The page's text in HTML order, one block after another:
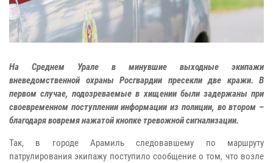
На Среднем Урале в минувшие выходные экипажи
вневедомственной охраны Росгвардии пресекли две кражи. В
первом случае, подозреваемые в хищении были задержаны при
своевременном поступлении информации из полиции, во втором –
благодаря вовремя нажатой кнопке тревожной сигнализации.
Так, в городе Арамиль следовавшему по маршруту
патрулирования экипажу поступило сообщение о том, что возле